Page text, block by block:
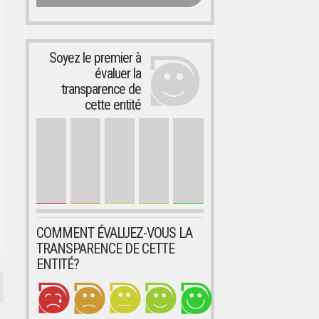
Soyez le premier à
évaluer la
transparence de
cette entité
COMMENT ÉVALUEZ-VOUS LA
TRANSPARENCE DE CETTE
ENTITÉ?